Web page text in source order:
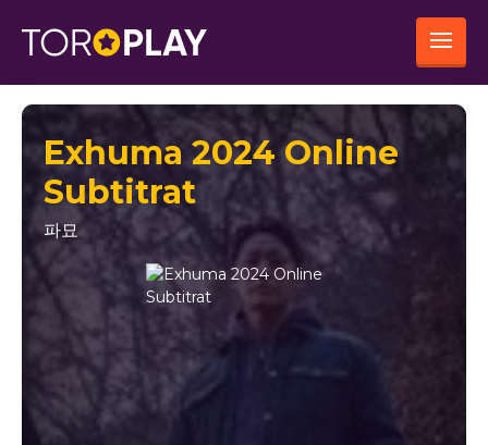
Exhuma 2024 Online
Subtitrat
파묘